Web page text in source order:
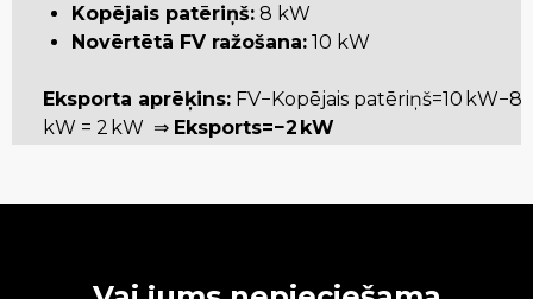
Kopējais patēriņš: 8 kW
Novērtētā FV ražošana: 10 kW
Eksporta aprēķins: FV−Kopējais patēriņš=10 kW−8
kW = 2 kW ⇒ Eksports=−2 kW